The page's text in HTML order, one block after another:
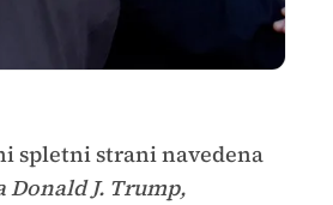
spletni strani navedena
J. Trump,